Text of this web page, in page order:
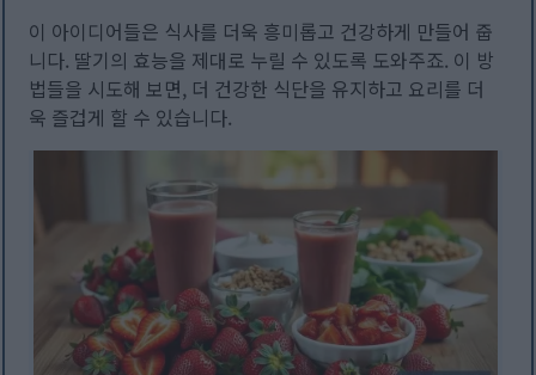
이 아이디어들은 식사를 더욱 흥미롭고 건강하게 만들어 줍
니다. 딸기의 효능을 제대로 누릴 수 있도록 도와주죠. 이 방
법들을 시도해 보면, 더 건강한 식단을 유지하고 요리를 더
욱 즐겁게 할 수 있습니다.